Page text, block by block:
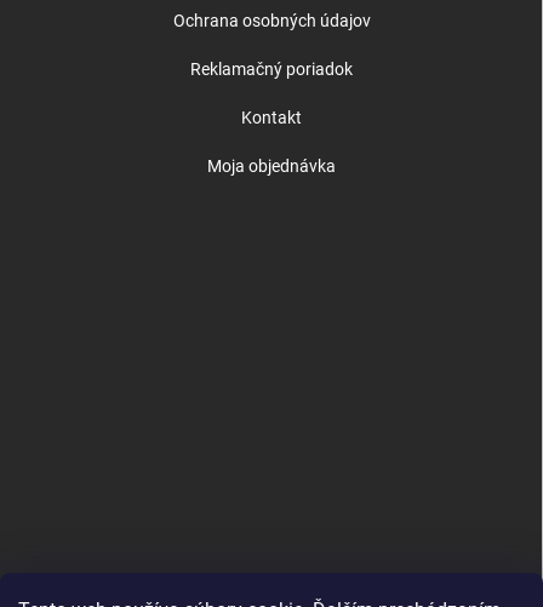
Ochrana osobných údajov
Reklamačný poriadok
Kontakt
Moja objednávka